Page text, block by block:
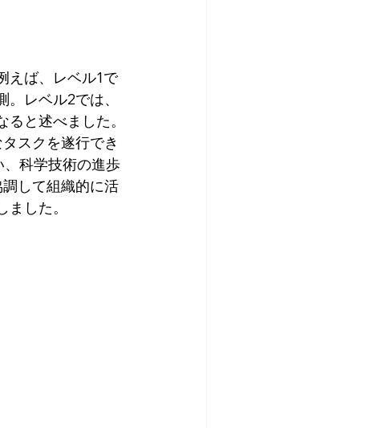
えば、レベル1で
レベル2では、
と述べました。
スクを遂行でき
科学技術の進歩
して組織的に活
した。